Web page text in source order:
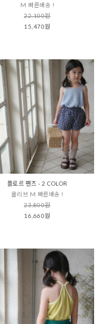
M 빠른배송 !
22,100원
15,470원
플로르 팬츠 - 2 COLOR
올리브 M 빠른배송 !
23,800원
16,660원